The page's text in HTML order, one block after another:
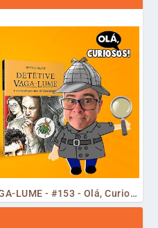
MEMÓRIAS DA COLEÇÃO VAGA-LUME - #153 - Olá, Curiosos! 2023